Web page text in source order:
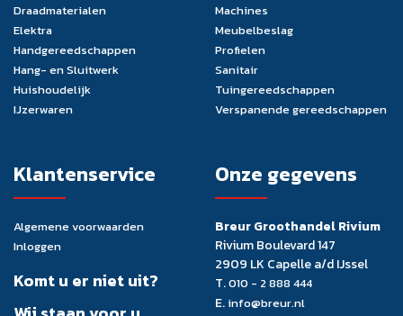
Draadmaterialen
Elektra
Handgereedschappen
Hang- en Sluitwerk
Huishoudelijk
IJzerwaren
Machines
Meubelbeslag
Profielen
Sanitair
Tuingereedschappen
Verspanende gereedschappen
Klantenservice
Algemene voorwaarden
Inloggen
Komt u er niet uit?
Onze gegevens
Breur Groothandel Rivium
Rivium Boulevard 147
2909 LK Capelle a/d IJssel
T.010 - 2 888 444
E. info@breur.nl